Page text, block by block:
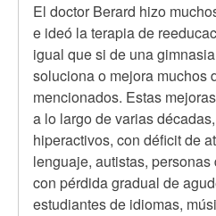
El doctor Berard hizo
e ideó la terapia de
igual que si de una
soluciona o mejora muchos
mencionados. Estas
a lo largo de varias
hiperactivos, con déficit de
lenguaje, autistas,
con pérdida gradual de
estudiantes de idiomas,